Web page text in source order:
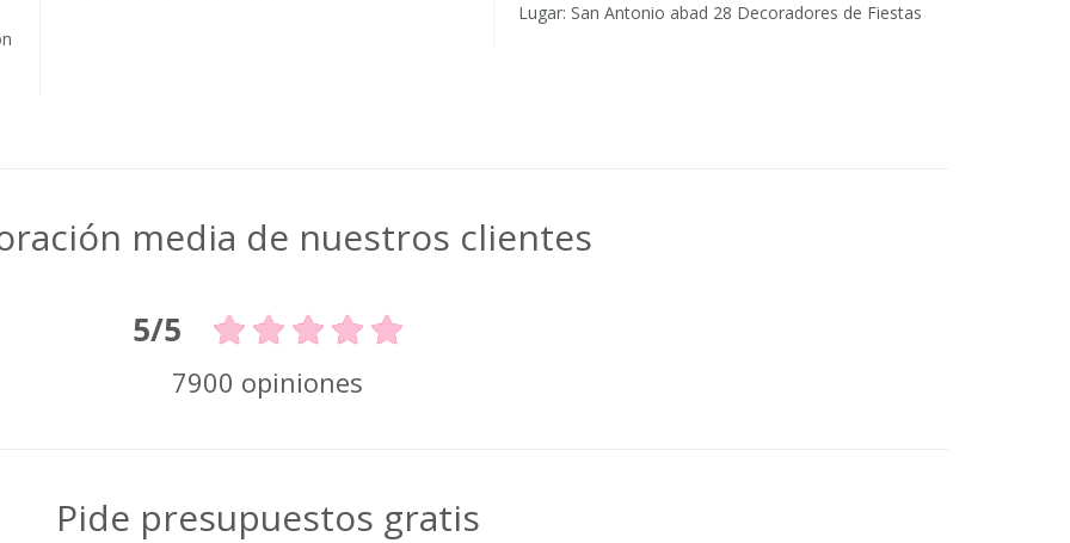
Lugar: San Antonio abad 28 Decoradores de Fiestas
media de nuestros clientes
5/5
7900 opiniones
Pide presupuestos gratis